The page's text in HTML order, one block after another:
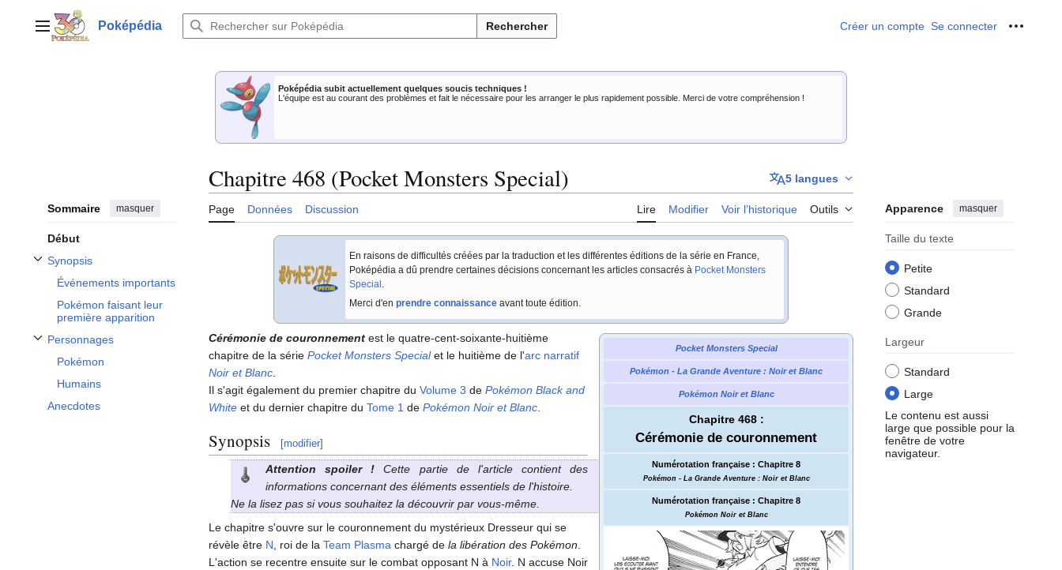
contenuMenu principalPoképédia Rechercher Créer un compte Se connecter Outils
Poképédia subit actuellement quelques soucis techniques !
L'équipe est au courant des problèmes et fait le nécessaire pour les arranger le plus rapidement possible. Merci de votre compréhension !
Sommaire masquer
Début
Synopsis
Afficher / masquer la sous-section Synopsis
Événements importants
Pokémon faisant leur
première apparition
Personnages
Afficher / masquer la sous-section Personnages
Pokémon
Humains
Anecdotes
Chapitre 468 (Pocket Monsters Special) 5 langues
Page Données Discussion Lire Modifier Voir l’historique Outils Apparence masquer
Taille du texte
Petite
Standard
Grande
Largeur
Standard
Large
Le contenu est aussi
large que possible pour la
fenêtre de votre
navigateur.
En raisons de difficultés créées par la traduction et les différentes éditions de la série en France,
Poképédia a dû prendre certaines décisions concernant les articles consacrés à Pocket Monsters
Special .
Merci d'en prendre connaissanceavant toute édition.
Pocket Monsters Special
Pokémon - La Grande Aventure : Noir et Blanc
Pokémon Noir et Blanc
Chapitre 468 :
Cérémonie de couronnement
Numérotation française : Chapitre 8
Pokémon - La Grande Aventure : Noir et Blanc
Numérotation française : Chapitre 8
Pokémon Noir et Blanc
Cérémonie de couronnement est le quatre-cent-soixante-huitième
chapitre de la série Pocket Monsters Specialet le huitième de l'arc narratif
Noir et Blanc
Il s'agit également du premier chapitre du Volume 3 de Pokémon Black and
White et du dernier chapitre du Tome 1 de Pokémon Noir et Blanc
Synopsis [modifier]
Attention spoiler ! Cette partie de l'article contient des
informations concernant des éléments essentiels de l'histoire.
Ne la lisez pas si vous souhaitez la découvrir par vous-même.
Le chapitre s'ouvre sur le couronnement du mystérieux Dresseur qui se
révèle être N , roi de la Team Plasma chargé de la libération des Pokémon
L'action se recentre ensuite sur le combat opposant N à Noir. N accuse Noir